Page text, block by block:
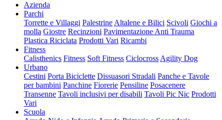
Azienda
Parchi
Torrette e Villaggi Palestrine Altalene e Bilici Scivoli Giochi a
molla Giostre Recinzioni Pavimentazione Anti Trauma
Plastica Riciclata Prodotti Vari Ricambi
Fitness
Calisthenics Fitness Soft Fitness Ciclocross Agility Dog
Urbano
Cestini Porta Biciclette Dissuasori Stradali Panche e Tavole
per bambini Panchine Fiorerie Pensiline Posacenere
Transenne Tavoli inclusivi per disabili Tavoli Pic Nic Prodotti
Vari
Scuola